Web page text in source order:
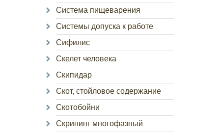
Система пищеварения
Системы допуска к работе
Сифилис
Скелет человека
Скипидар
Скот, стойловое содержание
Скотобойни
Скрининг многофазный